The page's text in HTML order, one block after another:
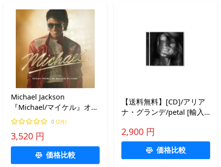
Michael Jackson
『Michael/マイケル』オリ
ジナル・サウンドトラック
［Blu-spec CD2+ブックレ
ット］＜完全生産限定盤
Blu-spec CD2
0 (2件)
3,520 円
価格比較
【送料無料】[CD]/アリア
ナ・グランデ/petal [輸入
2,900 円
価格比較